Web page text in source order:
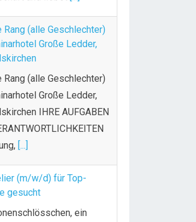
Rang (alle Geschlechter)
Große Ledder,
Rang (alle Geschlechter)
Große Ledder,
IHRE AUFGABEN
[...]
(m/w/d) für Top-
gesucht
ein